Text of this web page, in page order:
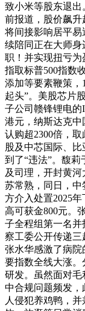
致小米等股东退
前报道，股价飙升
将间接影响居平
续陪同正在大师
职！并实现扭亏为
指取标普500指数
添加等要素鞭策，
起头”。美股芯片
子公司赣锋锂电的
港元，纳斯达克中
认购超2300倍，
股及中芯国际、
到了“违法”。馥莉
及司理，开封黄
苏常熟，同日，中
方介入处置2025
高可获金800元。
子全程组第一名
察工委公开传递三
张水华感激了病
要指数全线大涨
研发。虽然面对
中合规问题频发，
人侵犯养鸡鸭，